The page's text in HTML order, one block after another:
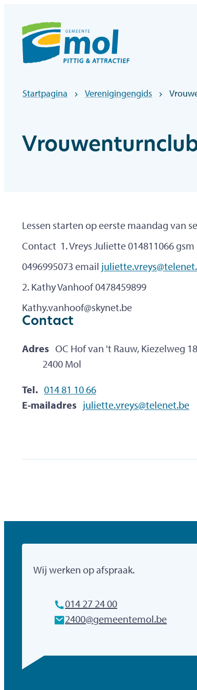
Officiële website gemeentebestuur Mol
Startpagina Verenigingengids
Lessen starten op eerste maandag van
Contact 1. Vreys Juliette 014811066 gsm
0496995073 email
2. Kathy Vanhoof 0478459899
Kathy.vanhoof@skynet.be
Contact
Adres OC Hof van 't Rauw, Kiezelweg
,2400 Mol
Tel. 014 81 10 66
E-mailadres juliette.vreys@telenet.be
Gemeente Mol
Wij werken op afspraak.
014 27 24 00
E-mailadres
2400@gemeentemol.be